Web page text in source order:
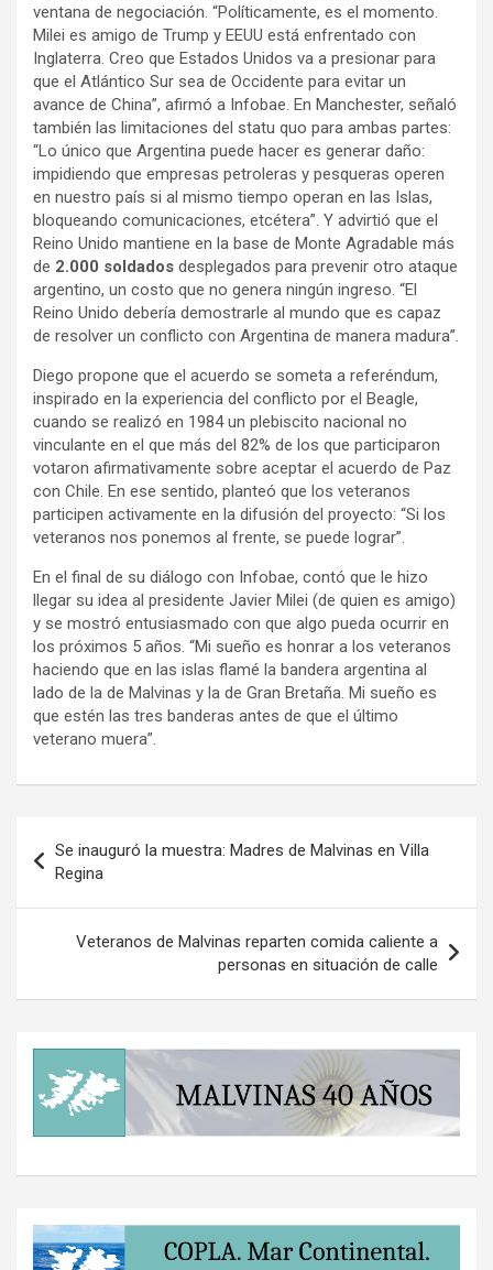
ventana de negociación. “Políticamente, es el momento.
Milei es amigo de Trump y EEUU está enfrentado con
Inglaterra. Creo que Estados Unidos va a presionar para
que el Atlántico Sur sea de Occidente para evitar un
avance de China”, afirmó a Infobae. En Manchester, señaló
también las limitaciones del statu quo para ambas partes:
“Lo único que Argentina puede hacer es generar daño:
impidiendo que empresas petroleras y pesqueras operen
en nuestro país si al mismo tiempo operan en las Islas,
bloqueando comunicaciones, etcétera”. Y advirtió que el
Reino Unido mantiene en la base de Monte Agradable más
de 2.000 soldados desplegados para prevenir otro ataque
argentino, un costo que no genera ningún ingreso. “El
Reino Unido debería demostrarle al mundo que es capaz
de resolver un conflicto con Argentina de manera madura”.
Diego propone que el acuerdo se someta a referéndum,
inspirado en la experiencia del conflicto por el Beagle,
cuando se realizó en 1984 un plebiscito nacional no
vinculante en el que más del 82% de los que participaron
votaron afirmativamente sobre aceptar el acuerdo de Paz
con Chile. En ese sentido, planteó que los veteranos
participen activamente en la difusión del proyecto: “Si los
veteranos nos ponemos al frente, se puede lograr”.
En el final de su diálogo con Infobae, contó que le hizo
llegar su idea al presidente Javier Milei (de quien es amigo)
y se mostró entusiasmado con que algo pueda ocurrir en
los próximos 5 años. “Mi sueño es honrar a los veteranos
haciendo que en las islas flamé la bandera argentina al
lado de la de Malvinas y la de Gran Bretaña. Mi sueño es
que estén las tres banderas antes de que el último
veterano muera”.
de
entradas
Se inauguró la muestra: Madres de Malvinas en Villa
Regina
Veteranos de Malvinas reparten comida caliente a
personas en situación de calle